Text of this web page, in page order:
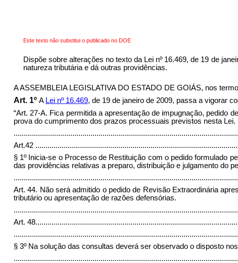
Este texto não substitui o publicado no DOE
Dispõe sobre alterações no texto da Lei nº 16.469, de 19 de
natureza tributária e dá outras providências.
A ASSEMBLEIA LEGISLATIVA DO ESTADO DE GOIÁS, nos
Art. 1º A Lei nº 16.469, de 19 de janeiro de 2009, passa a vigorar
“Art. 27-A. Fica permitida a apresentação de impugnação, pedido
prova do cumprimento dos prazos processuais previstos nesta Lei.
Art.42
§ 1º Inicia-se o Processo de Restituição com o pedido formulado
das providências relativas a preparo, distribuição e julgamento do
Art. 44. Não será admitido o pedido de Revisão Extraordinária
tributário ou apresentação de razões defensórias.
Art. 48.
§ 3º Na solução das consultas deverá ser observado o disposto nos